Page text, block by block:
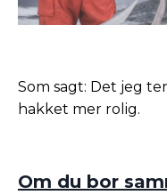
Som sagt: Det jeg
hakket mer rolig.
Om du bor